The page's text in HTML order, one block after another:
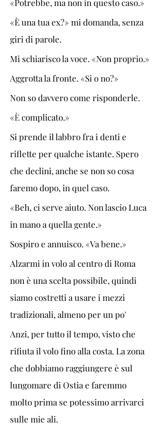
«Potrebbe, ma non in questo caso.»
«È una tua ex?» mi domanda, senza
giri di parole.
Mi schiarisco la voce. «Non proprio.»
Aggrotta la fronte. «Si o no?»
Non so davvero come risponderle.
«È complicato.»
Si prende il labbro fra i denti e
riflette per qualche istante. Spero
che declini, anche se non so cosa
faremo dopo, in quel caso.
«Beh, ci serve aiuto. Non lascio Luca
in mano a quella gente.»
Sospiro e annuisco. «Va bene.»
Alzarmi in volo al centro di Roma
non è una scelta possibile, quindi
siamo costretti a usare i mezzi
tradizionali, almeno per un po'
Anzi, per tutto il tempo, visto che
rifiuta il volo fino alla costa. La zona
che dobbiamo raggiungere è sul
lungomare di Ostia e faremmo
molto prima se potessimo arrivarci
sulle mie ali.